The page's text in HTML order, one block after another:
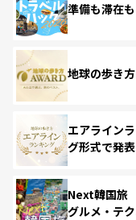
準備も滞在
地球の歩き
エアライン
グ形式で発表
Next韓国旅
グルメ・テ